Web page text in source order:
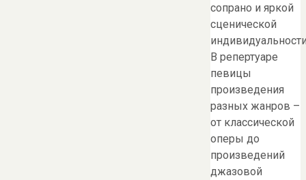
сопрано и яркой
сценической
В репертуаре
певицы
произведения
разных жанров –
от классической
оперы до
произведений
джазовой